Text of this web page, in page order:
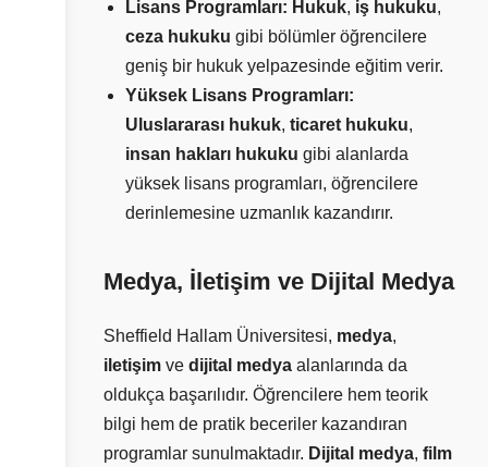
Lisans Programları: Hukuk, iş hukuku,
ceza hukuku gibi bölümler öğrencilere
geniş bir hukuk yelpazesinde eğitim verir.
Yüksek Lisans Programları:
Uluslararası hukuk, ticaret hukuku,
insan hakları hukuku gibi alanlarda
yüksek lisans programları, öğrencilere
derinlemesine uzmanlık kazandırır.
Medya, İletişim ve Dijital Medya
Sheffield Hallam Üniversitesi, medya,
iletişim ve dijital medya alanlarında da
oldukça başarılıdır. Öğrencilere hem teorik
bilgi hem de pratik beceriler kazandıran
programlar sunulmaktadır. Dijital medya, film